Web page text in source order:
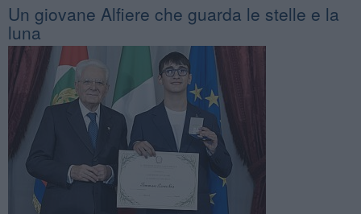
Un giovane Alfiere che guarda le stelle e la
luna